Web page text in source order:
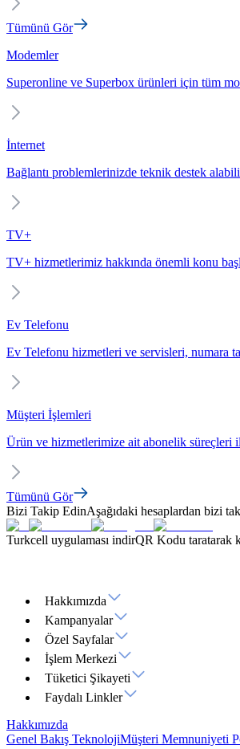
Tümünü Gör
Modemler
Superonline ve Superbox ürünleri için tüm
İnternet
Bağlantı problemlerinizde teknik destek
TV+
TV+ hizmetlerimiz hakkında önemli konu
Ev Telefonu
Ev Telefonu hizmetleri ve servisleri, numara
Müşteri İşlemleri
Ürün ve hizmetlerimize ait abonelik süreçleri
Tümünü Gör
Bizi Takip EdinAşağıdaki hesaplardan bizi
Turkcell uygulaması indirQR Kodu taratarak
Hakkımızda
Kampanyalar
Özel Sayfalar
İşlem Merkezi
Tüketici Şikayeti
Faydalı Linkler
Hakkımızda
Genel Bakış TeknolojiMüşteri Memnuniyeti